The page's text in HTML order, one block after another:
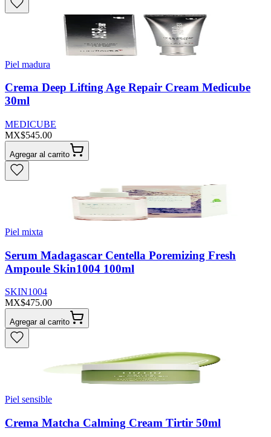
Piel madura
Crema Deep Lifting Age Repair Cream Medicube
30ml
MEDICUBE
MX$545.00
Agregar al carrito
Piel mixta
Serum Madagascar Centella Poremizing Fresh
Ampoule Skin1004 100ml
SKIN1004
MX$475.00
Agregar al carrito
Piel sensible
Crema Matcha Calming Cream Tirtir 50ml